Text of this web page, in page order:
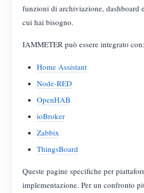
funzioni di archiviazione, dashboard
cui hai bisogno.
IAMMETER può essere integrato con:
Home Assistant
Node-RED
OpenHAB
ioBroker
Zabbix
ThingsBoard
Queste pagine specifiche per
implementazione. Per un confronto